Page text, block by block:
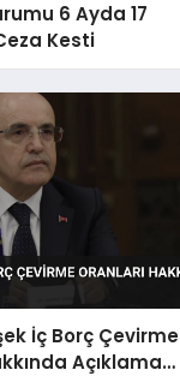
6 Ayda 17
Kesti
İç Borç Çevirme
Açıklama